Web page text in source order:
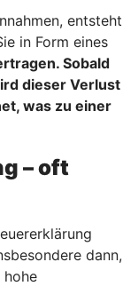
entsteht
in Form eines
Sobald
dieser Verlust
was zu einer
– oft
dann,
hohe